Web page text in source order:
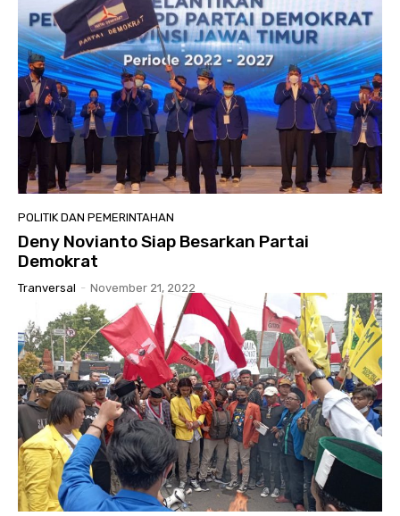
POLITIK DAN PEMERINTAHAN
Deny Novianto Siap Besarkan Partai
Demokrat
Tranversal - November 21, 2022